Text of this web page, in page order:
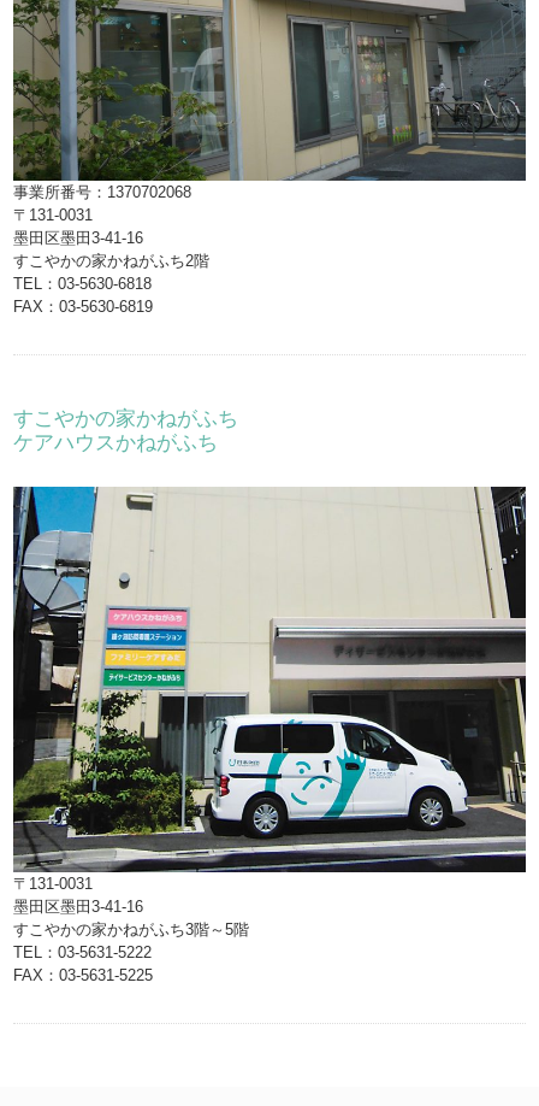
事業所番号：1370702068
〒131-0031
墨田区墨田3-41-16
すこやかの家かねがふち2階
TEL：03-5630-6818
FAX：03-5630-6819
すこやかの家かねがふち
ケアハウスかねがふち
〒131-0031
墨田区墨田3-41-16
すこやかの家かねがふち3階～5階
TEL：03-5631-5222
FAX：03-5631-5225